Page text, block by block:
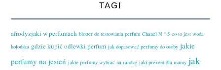
TAGI
afrodyzjaki w perfumach blotter do testowania perfum Chanel N ° 5 co to jest woda
kolońska gdzie kupić odlewki perfum jak dopasować perfumy do osoby jakie
perfumy na jesień jakie perfumy wybrać na randkę jaki prezent dla mamy jak